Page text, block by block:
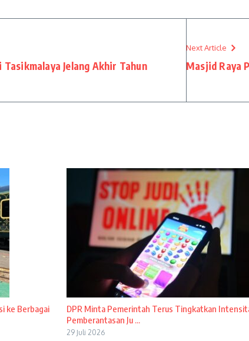
Jelang Akhir Tahun
Next Article
Masjid Raya
ke Berbagai
DPR Minta Pemerintah Terus Tingkatkan
Pemberantasan Ju ...
29 Juli 2026